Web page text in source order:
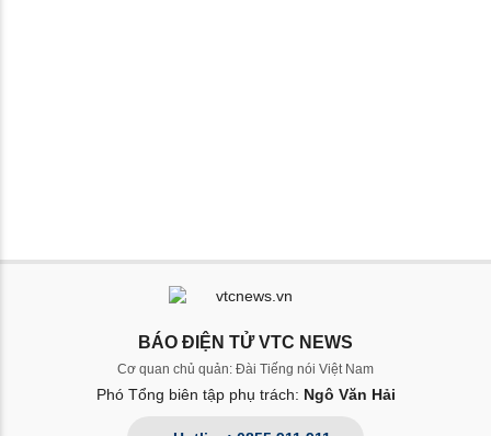
BÁO ĐIỆN TỬ VTC NEWS
Cơ quan chủ quản: Đài Tiếng nói Việt Nam
Phó Tổng biên tập phụ trách: Ngô Văn Hải